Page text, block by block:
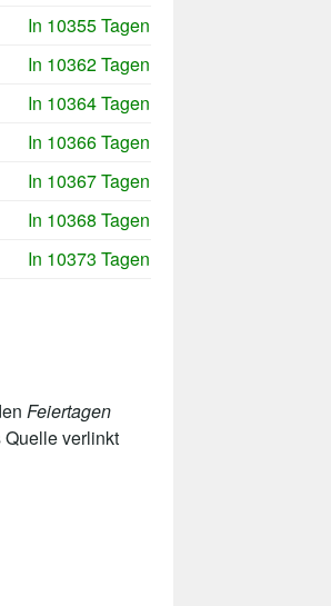
In 10355 Tagen
In 10362 Tagen
In 10364 Tagen
In 10366 Tagen
In 10367 Tagen
In 10368 Tagen
In 10373 Tagen
Feiertagen
verlinkt